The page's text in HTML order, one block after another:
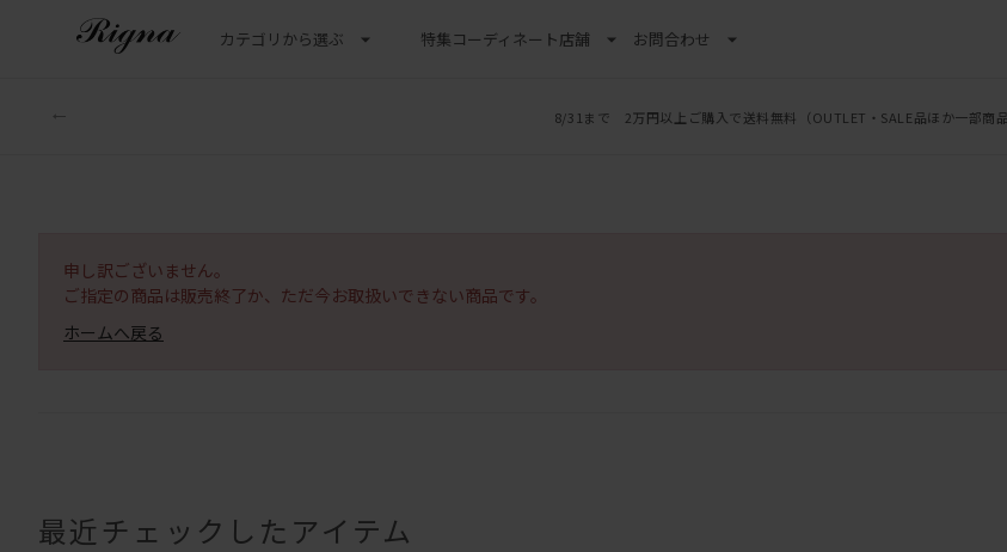
カテゴリから選ぶ 特集コーディネート店舗 お問合わせ
8/31まで 2万円以上ご購入で送料無料 （OUTLET・SALE品ほか一部商
申し訳ございません。
ご指定の商品は販売終了か、ただ今お取扱いできない商品です。
ホームへ戻る
最近チェックしたアイテム